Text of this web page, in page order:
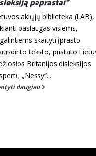
(skaitymo/rašymo
dažnai išryškėja jau
klasėje ir vaikui gali kelti
mokymosi iššūkių, tačiau su
parama ir...
daugiau